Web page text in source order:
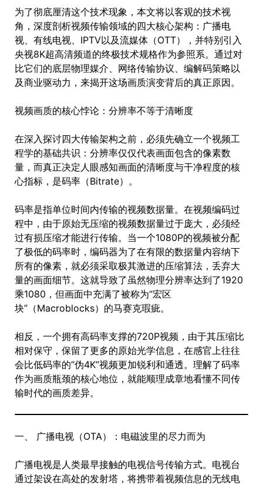
为了彻底厘清这个技术现象，本文将以客观的技术视
角，深度剖析视频传输领域的四大核心架构：广播电
视、有线电视、IPTV以及流媒体（OTT），并特别引入
央视8K超高清频道的终极技术规格作为参照系。通过对
比它们的底层物理媒介、网络传输协议、编解码策略以
及商业驱动力，来揭开这场画质演变背后的真正原因。
视频画质的核心悖论：分辨率不等于清晰度
在深入探讨四大传输架构之前，必须先确立一个视频工
程学的基础共识：分辨率仅仅代表画面包含的像素数
量，而真正决定人眼感知画面的清晰度与干净程度的核
心指标，是码率（Bitrate）。
码率是指单位时间内传输的视频数据量。在视频编码过
程中，由于原始无压缩的视频数据量过于庞大，必须经
过有损压缩才能进行传输。当一个1080P的视频被分配
了极低的码率时，编码器为了在有限的数据量内容纳下
所有的像素，就必须采取极其激进的压缩算法，丢弃大
量的画面细节。这就导致了虽然物理分辨率达到了1920
乘1080，但画面中充满了被称为“宏区
块”（Macroblocks）的马赛克瑕疵。
相反，一个拥有高码率支撑的720P视频，由于其压缩比
相对保守，保留了更多的原始光学信息，在感官上往往
会比低码率的“伪4K”视频更加锐利和通透。理解了码率
作为画质瓶颈的核心地位，就能顺理成章地看懂不同传
输时代的画质差异。
一、 广播电视（OTA）：电磁波里的尽力而为
广播电视是人类最早接触的电视信号传输方式。电视台
通过架设在高处的发射塔，将携带着视频信息的无线电